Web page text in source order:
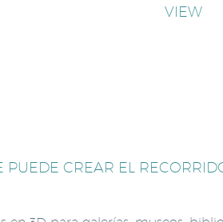
VIEW
PUEDE CREAR EL